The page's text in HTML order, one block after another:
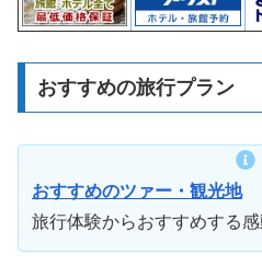
おすすめの旅行プラン
おすすめのツァー・観光地
旅行体験からおすすめする